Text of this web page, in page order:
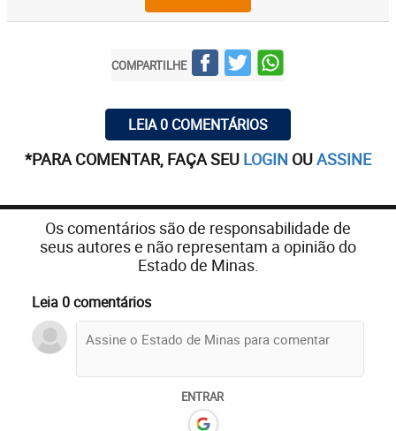
COMPARTILHE
LEIA 0 COMENTÁRIOS
*PARA COMENTAR, FAÇA SEU LOGIN OUASSINE
Os comentários são de responsabilidade de
seus autores e não representam a opinião do
Estado de Minas.
Leia 0 comentários
ENTRAR